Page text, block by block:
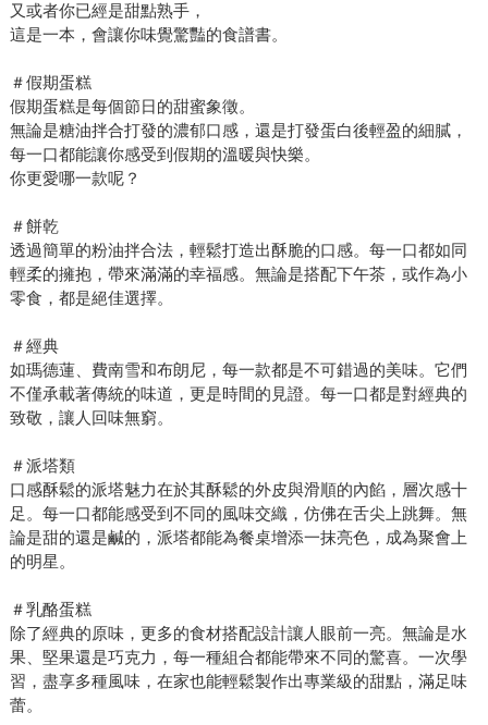
又或者你已經是甜點熟手，
這是一本，會讓你味覺驚豔的食譜書。
＃假期蛋糕
假期蛋糕是每個節日的甜蜜象徵。
無論是糖油拌合打發的濃郁口感，還是打發蛋白後輕盈的細膩，
每一口都能讓你感受到假期的溫暖與快樂。
你更愛哪一款呢？
＃餅乾
透過簡單的粉油拌合法，輕鬆打造出酥脆的口感。每一口都如同
輕柔的擁抱，帶來滿滿的幸福感。無論是搭配下午茶，或作為小
零食，都是絕佳選擇。
＃經典
如瑪德蓮、費南雪和布朗尼，每一款都是不可錯過的美味。它們
不僅承載著傳統的味道，更是時間的見證。每一口都是對經典的
致敬，讓人回味無窮。
＃派塔類
口感酥鬆的派塔魅力在於其酥鬆的外皮與滑順的內餡，層次感十
足。每一口都能感受到不同的風味交織，仿佛在舌尖上跳舞。無
論是甜的還是鹹的，派塔都能為餐桌增添一抹亮色，成為聚會上
的明星。
＃乳酪蛋糕
除了經典的原味，更多的食材搭配設計讓人眼前一亮。無論是水
果、堅果還是巧克力，每一種組合都能帶來不同的驚喜。一次學
習，盡享多種風味，在家也能輕鬆製作出專業級的甜點，滿足味
蕾。